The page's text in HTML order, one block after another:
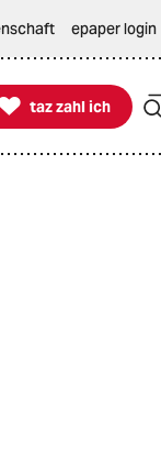
epaper login
taz zahl ich
taz zahl ich